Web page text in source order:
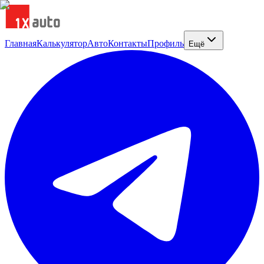
ГлавнаяКалькуляторАвтоКонтактыПрофиль Ещё